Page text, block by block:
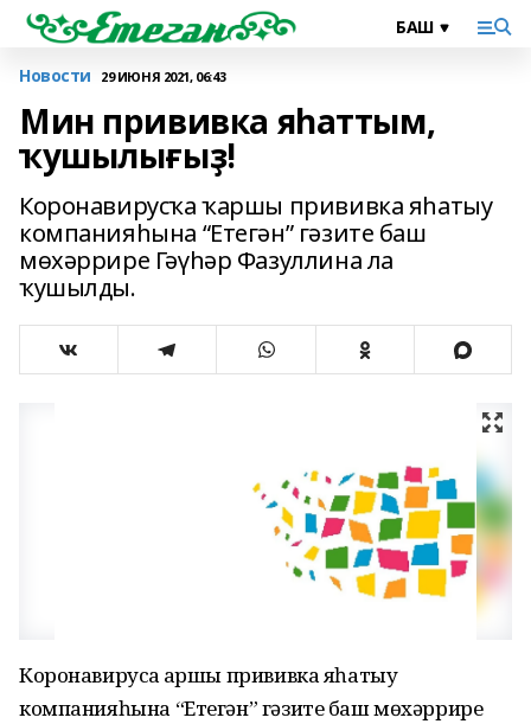
Новости 29 ИЮНЯ 2021, 06:43
Мин прививка яһаттым,
ҡушылығыҙ!
Коронавирусҡа ҡаршы прививка яһатыу
компанияһына “Етегән” гәзите баш
мөхәррире Гәүһәр Фазуллина ла
ҡушылды.
Коронавирусҡа ҡаршы прививка яһатыу
компанияһына “Етегән” гәзите баш мөхәррире